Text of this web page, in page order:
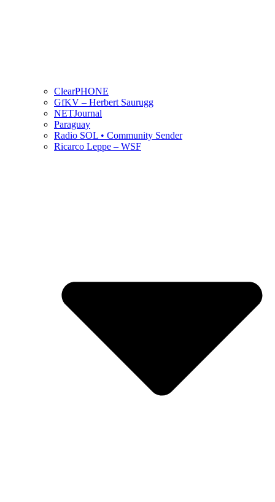
ClearPHONE
GfKV – Herbert Saurugg
NETJournal
Paraguay
Radio SOL • Community Sender
Ricarco Leppe – WSF